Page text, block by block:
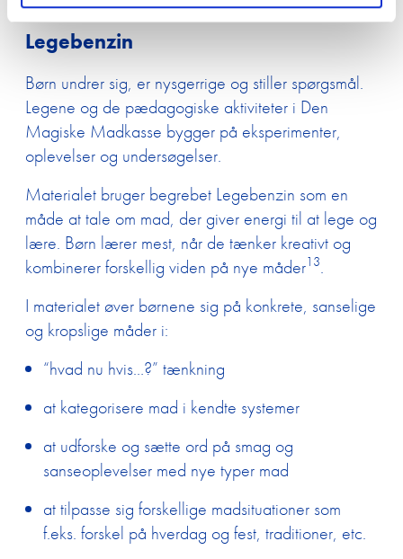
Om
Kontakt
Legebenzin
Børn undrer sig, er nysgerrige og stiller spørgsmål.
Legene og de pædagogiske aktiviteter i Den
Magiske Madkasse bygger på eksperimenter,
oplevelser og undersøgelser.
Materialet bruger begrebet Legebenzin som en
måde at tale om mad, der giver energi til at lege og
lære. Børn lærer mest, når de tænker kreativt og
kombinerer forskellig viden på nye måder13.
I materialet øver børnene sig på konkrete, sanselige
og kropslige måder i:
“hvad nu hvis…?” tænkning
at kategorisere mad i kendte systemer
at udforske og sætte ord på smag og
sanseoplevelser med nye typer mad
at tilpasse sig forskellige madsituationer som
f.eks. forskel på hverdag og fest, traditioner, etc.